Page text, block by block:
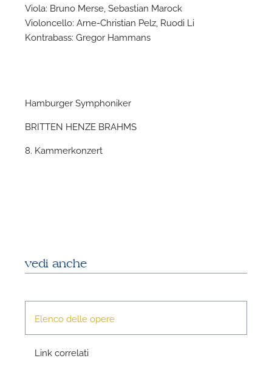
Viola: Bruno Merse, Sebastian Marock
Violoncello: Arne-Christian Pelz, Ruodi Li
Kontrabass: Gregor Hammans
Hamburger Symphoniker
BRITTEN HENZE BRAHMS
8. Kammerkonzert
vedi anche
Elenco delle opere
Link correlati